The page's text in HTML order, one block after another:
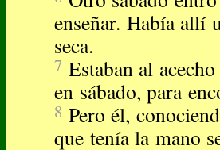
enseñar. Había allí
seca.
7 Estaban al
en sábado, para
8 Pero él,
que tenía la mano